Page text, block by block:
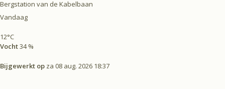
Bergstation van de Kabelbaan
Vandaag
12°C
Vocht34 %
Bijgewerkt op za 08 aug. 2026 18:37